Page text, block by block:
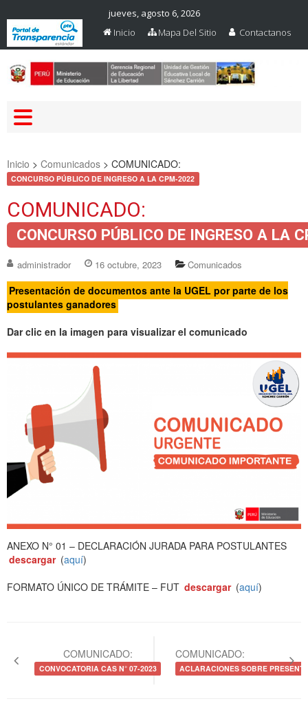
jueves, agosto 6, 2026
Inicio
Mapa Del Sitio Contactanos
Inicio > Comunicados > COMUNICADO:
CONCURSO PÚBLICO DE INGRESO A LA CPM-2022
COMUNICADO:
CONCURSO PÚBLICO DE INGRESO A LA
administrador 16 octubre, 2023 Comunicados
Presentación de documentos ante la UGEL por parte de los
postulantes ganadores
Dar clic en la imagen para visualizar el comunicado
ANEXO N° 01 – DECLARACIÓN JURADA PARA POSTULANTES
descargar (aquí)
FORMATO ÚNICO DE TRÁMITE – FUT descargar (aquí)
de
entradas
COMUNICADO:
CONVOCATORIA CAS N° 07-2023
COMUNICADO:
ACLARACIONES SOBRE